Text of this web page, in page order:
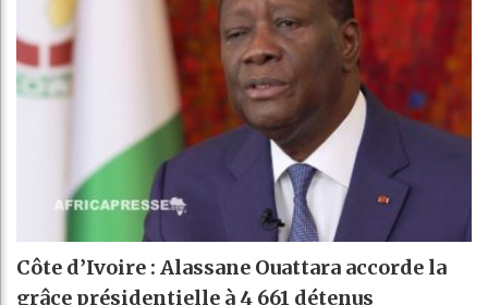
Côte d’Ivoire : Alassane Ouattara accorde la
grâce présidentielle à 4 661 détenus